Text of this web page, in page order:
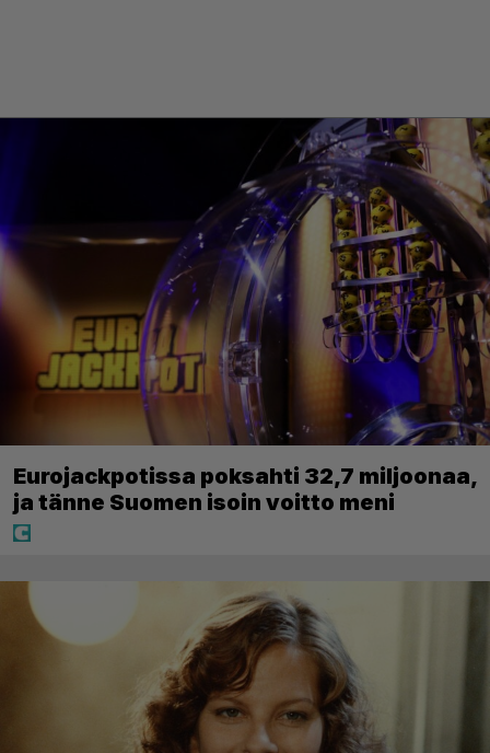
Eurojackpotissa poksahti 32,7 miljoonaa,
ja tänne Suomen isoin voitto meni